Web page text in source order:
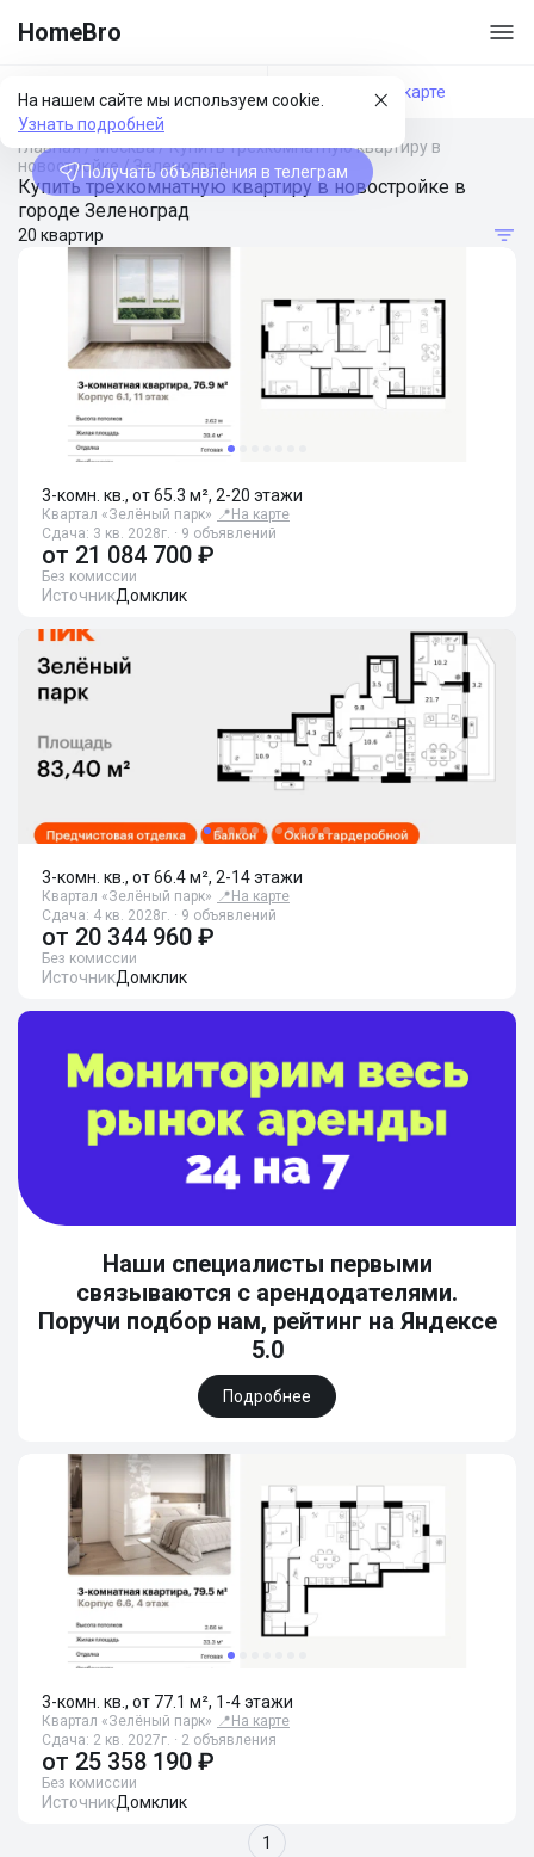
HomeBro
На нашем сайте мы используем cookie.
Узнать подробней
Получать объявления в телеграм
Фильтры На карте
Главная/Москва/Купить трехкомнатную квартиру в
новостройке/Зеленоград
Купить трехкомнатную квартиру в новостройке в
городе Зеленоград
20 квартир
3-комн. кв., от 65.3 м², 2-20 этажи
Квартал «Зелёный парк» 📍 На карте
Сдача: 3 кв. 2028г. · 9 объявлений
от 21 084 700 ₽
Без комиссии
ИсточникДомклик
3-комн. кв., от 66.4 м², 2-14 этажи
Квартал «Зелёный парк» 📍 На карте
Сдача: 4 кв. 2028г. · 9 объявлений
от 20 344 960 ₽
Без комиссии
ИсточникДомклик
Наши специалисты первыми
связываются с арендодателями.
Поручи подбор нам, рейтинг на Яндексе
5.0
Подробнее
3-комн. кв., от 77.1 м², 1-4 этажи
Квартал «Зелёный парк» 📍 На карте
Сдача: 2 кв. 2027г. · 2 объявления
от 25 358 190 ₽
Без комиссии
ИсточникДомклик
1